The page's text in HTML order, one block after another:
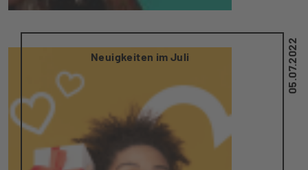
Neuigkeiten im Juli 05.07.2022